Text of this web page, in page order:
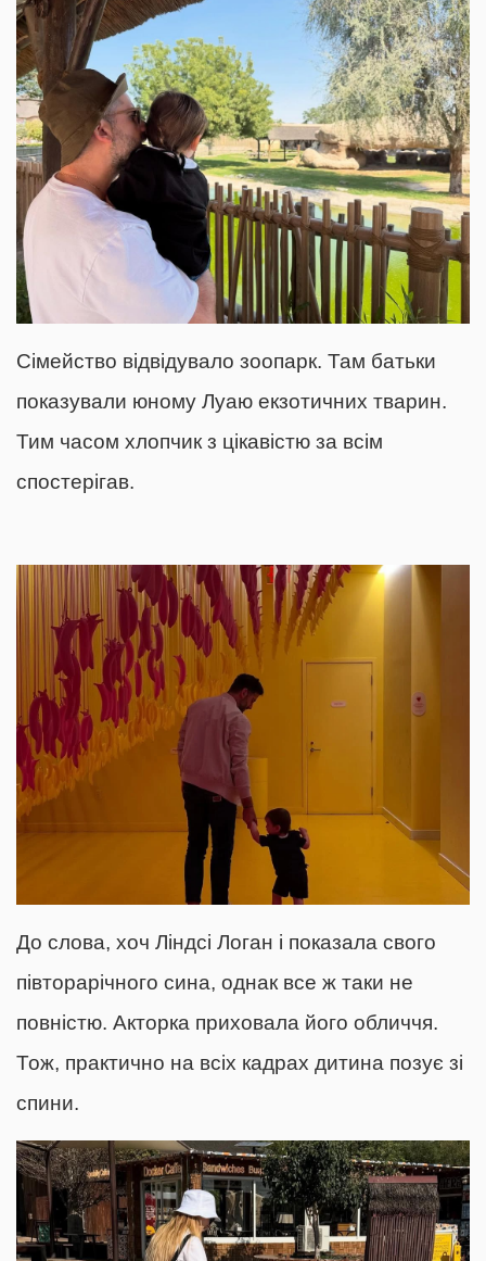
Сімейство відвідувало зоопарк. Там батьки
показували юному Луаю екзотичних тварин.
Тим часом хлопчик з цікавістю за всім
спостерігав.
До слова, хоч Ліндсі Логан і показала свого
півторарічного сина, однак все ж таки не
повністю. Акторка приховала його обличчя.
Тож, практично на всіх кадрах дитина позує зі
спини.